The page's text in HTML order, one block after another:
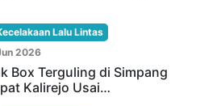
Lalu Lintas
2026
Box Terguling di Simpang
Kalirejo Usai…